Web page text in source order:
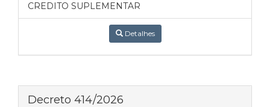
CREDITO SUPLEMENTAR
Detalhes
Decreto 414/2026